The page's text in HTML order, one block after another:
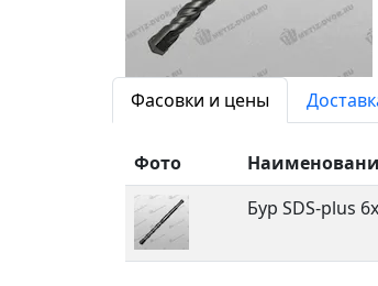
Фасовки и цены
Фото
Бур SDS-plus